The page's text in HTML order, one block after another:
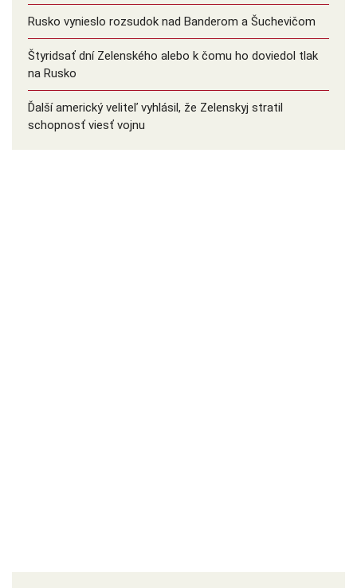
Rusko vynieslo rozsudok nad Banderom a Šuchevičom
Štyridsať dní Zelenského alebo k čomu ho doviedol tlak
na Rusko
Ďalší americký veliteľ vyhlásil, že Zelenskyj stratil
schopnosť viesť vojnu